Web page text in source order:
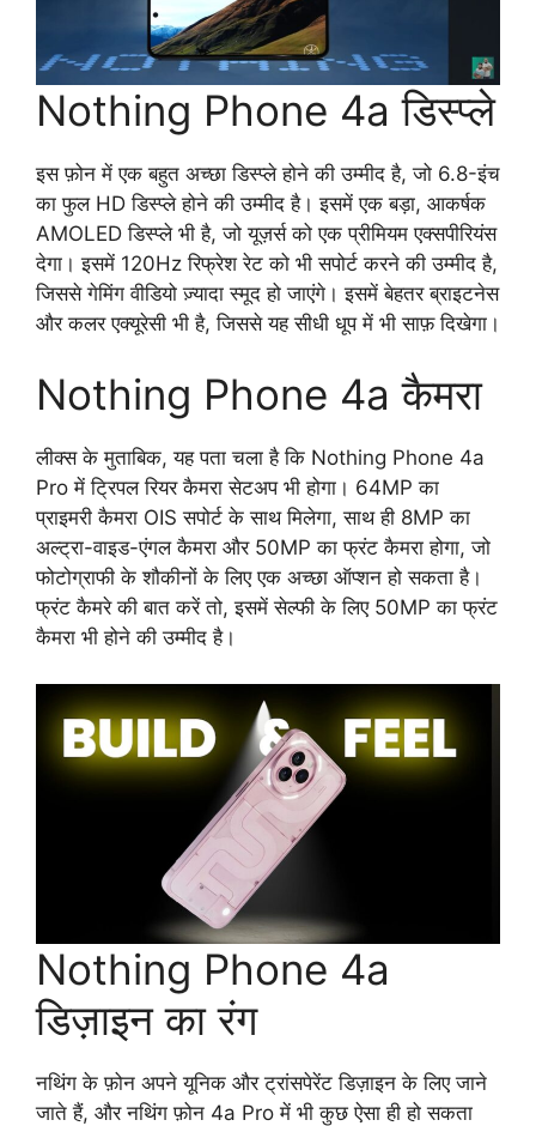
Nothing Phone 4a डिस्प्ले
इस फ़ोन में एक बहुत अच्छा डिस्प्ले होने की उम्मीद है, जो 6.8-इंच
का फुल HD डिस्प्ले होने की उम्मीद है। इसमें एक बड़ा, आकर्षक
AMOLED डिस्प्ले भी है, जो यूज़र्स को एक प्रीमियम एक्सपीरियंस
देगा। इसमें 120Hz रिफ्रेश रेट को भी सपोर्ट करने की उम्मीद है,
जिससे गेमिंग वीडियो ज़्यादा स्मूद हो जाएंगे। इसमें बेहतर ब्राइटनेस
और कलर एक्यूरेसी भी है, जिससे यह सीधी धूप में भी साफ़ दिखेगा।
Nothing Phone 4a कैमरा
लीक्स के मुताबिक, यह पता चला है कि Nothing Phone 4a
Pro में ट्रिपल रियर कैमरा सेटअप भी होगा। 64MP का
प्राइमरी कैमरा OIS सपोर्ट के साथ मिलेगा, साथ ही 8MP का
अल्ट्रा-वाइड-एंगल कैमरा और 50MP का फ्रंट कैमरा होगा, जो
फोटोग्राफी के शौकीनों के लिए एक अच्छा ऑप्शन हो सकता है।
फ्रंट कैमरे की बात करें तो, इसमें सेल्फी के लिए 50MP का फ्रंट
कैमरा भी होने की उम्मीद है।
Nothing Phone 4a
डिज़ाइन का रंग
नथिंग के फ़ोन अपने यूनिक और ट्रांसपेरेंट डिज़ाइन के लिए जाने
जाते हैं, और नथिंग फ़ोन 4a Pro में भी कुछ ऐसा ही हो सकता